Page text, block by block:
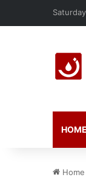
HOME
Home